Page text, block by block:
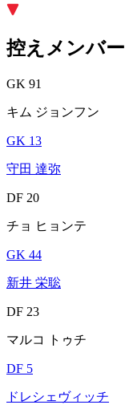
控えメンバー
GK 91
キム ジョンフン
GK 13
守田 達弥
DF 20
チョ ヒョンテ
GK 44
新井 栄聡
DF 23
マルコ トゥチ
DF 5
ドレシェヴィッチ